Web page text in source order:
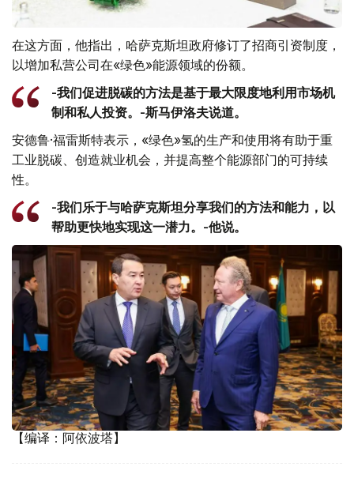
在这方面，他指出，哈萨克斯坦政府修订了招商引资制度，
以增加私营公司在«绿色»能源领域的份额。
-我们促进脱碳的方法是基于最大限度地利用市场机
制和私人投资。-斯马伊洛夫说道。
安德鲁·福雷斯特表示，«绿色»氢的生产和使用将有助于重
工业脱碳、创造就业机会，并提高整个能源部门的可持续
性。
-我们乐于与哈萨克斯坦分享我们的方法和能力，以
帮助更快地实现这一潜力。-他说。
【编译：阿依波塔】